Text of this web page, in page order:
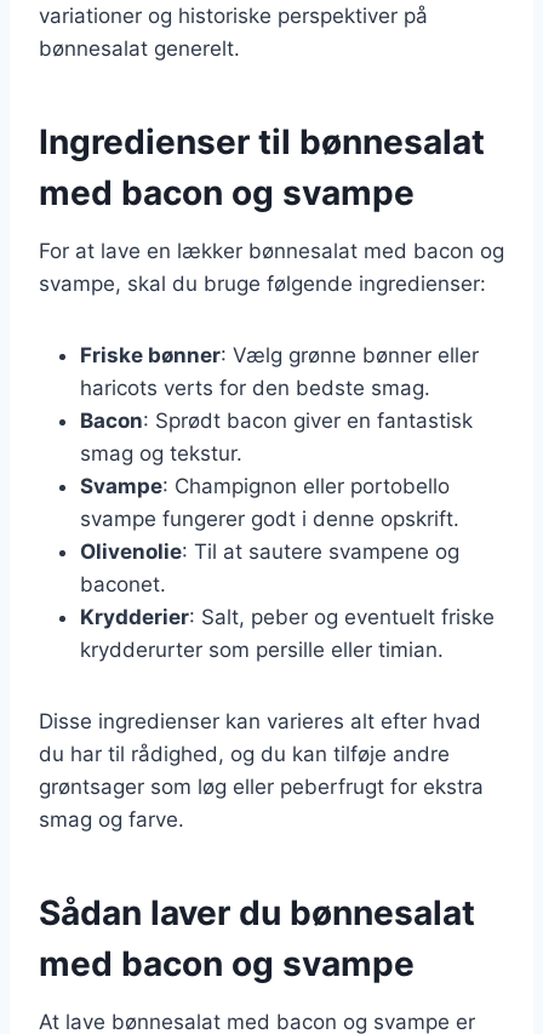
variationer og historiske perspektiver på
bønnesalat generelt.
Ingredienser til bønnesalat
med bacon og svampe
For at lave en lækker bønnesalat med bacon og
svampe, skal du bruge følgende ingredienser:
Friske bønner: Vælg grønne bønner eller
haricots verts for den bedste smag.
Bacon: Sprødt bacon giver en fantastisk
smag og tekstur.
Svampe: Champignon eller portobello
svampe fungerer godt i denne opskrift.
Olivenolie: Til at sautere svampene og
baconet.
Krydderier: Salt, peber og eventuelt friske
krydderurter som persille eller timian.
Disse ingredienser kan varieres alt efter hvad
du har til rådighed, og du kan tilføje andre
grøntsager som løg eller peberfrugt for ekstra
smag og farve.
Sådan laver du bønnesalat
med bacon og svampe
At lave bønnesalat med bacon og svampe er